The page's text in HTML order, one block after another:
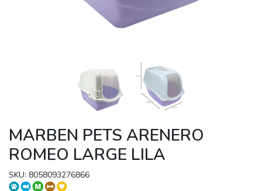
MARBEN PETS ARENERO
ROMEO LARGE LILA
SKU: 8058093276866